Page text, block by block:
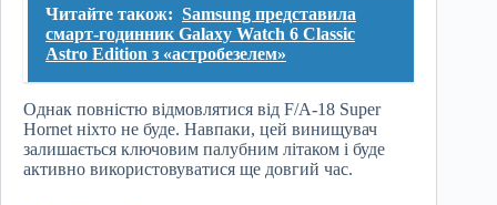
Читайте також: Samsung представила
смарт-годинник Galaxy Watch 6 Classic
Astro Edition з «астробезелем»
Однак повністю відмовлятися від F/A-18 Super
Hornet ніхто не буде. Навпаки, цей винищувач
залишається ключовим палубним літаком і буде
активно використовуватися ще довгий час.